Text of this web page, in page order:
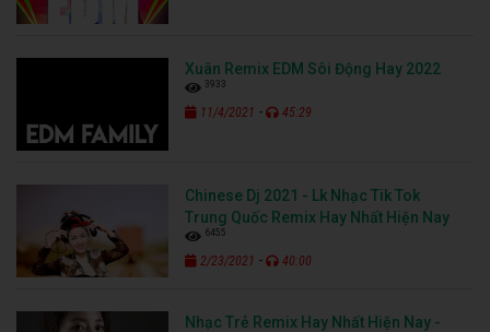
Xuân Remix EDM Sôi Động Hay 2022
3933
11/4/2021 - 45:29
Chinese Dj 2021 - Lk Nhạc Tik Tok
Trung Quốc Remix Hay Nhất Hiện Nay
6455
2/23/2021 - 40:00
Nhạc Trẻ Remix Hay Nhất Hiện Nay -